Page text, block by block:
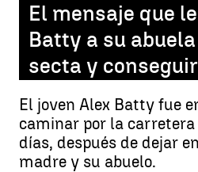
El mensaje que
Batty a su
secta y
El joven Alex Batty fue
caminar por la
días, después de dejar
madre y su abuelo.